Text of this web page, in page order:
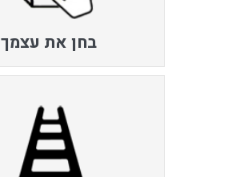
בחן את עצמך